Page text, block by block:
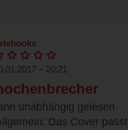
– 20:21
unabhängig gelesen
Das Cover passt